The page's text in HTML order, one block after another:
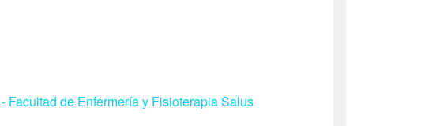
Facultad de Enfermería y Fisioterapia Salus